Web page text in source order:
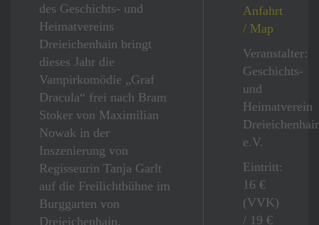
des Geschichts- und
Heimatvereins
Dreieichenhain bringt
dieses Jahr die
Vampirkomödie „Graf
Dracula“ frei nach Bram
Stoker von Maximilian
Nowak in der
Inszenierung von
Regisseurin Tanja Garlt
auf die Freilichtbühne im
Burggarten von
Dreieichenhain.
Anfahrt
/ Map
Veranstalter:
Geschichts-
und
Heimatverein
e.V.
Eintritt:
16 €
(VVK)
/ 19 €